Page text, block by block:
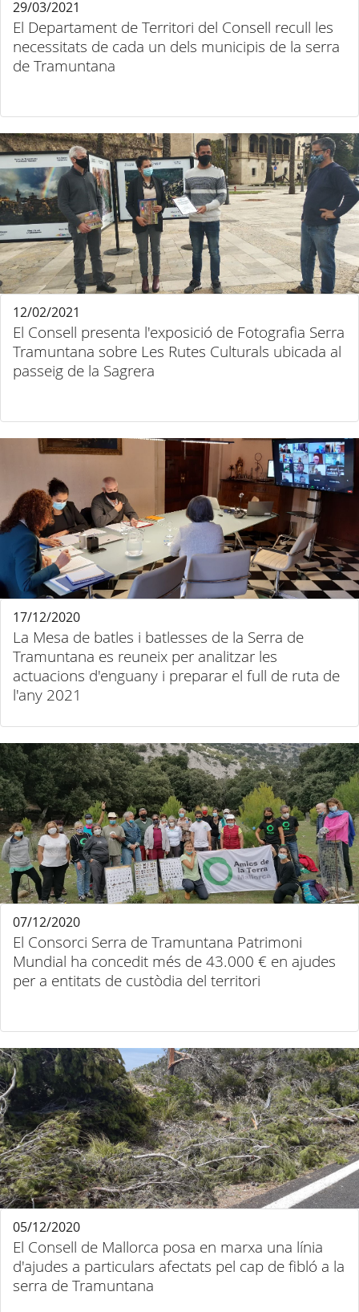
El Departament de Territori del Consell recull les
necessitats de cada un dels municipis de la serra
de Tramuntana
29/03/2021
El Consell presenta l'exposició de Fotografia Serra
Tramuntana sobre Les Rutes Culturals ubicada al
passeig de la Sagrera
12/02/2021
La Mesa de batles i batlesses de la Serra de
Tramuntana es reuneix per analitzar les
actuacions d'enguany i preparar el full de ruta de
l'any 2021
17/12/2020
El Consorci Serra de Tramuntana Patrimoni
Mundial ha concedit més de 43.000 € en ajudes
per a entitats de custòdia del territori
07/12/2020
El Consell de Mallorca posa en marxa una línia
d'ajudes a particulars afectats pel cap de fibló a la
serra de Tramuntana
05/12/2020